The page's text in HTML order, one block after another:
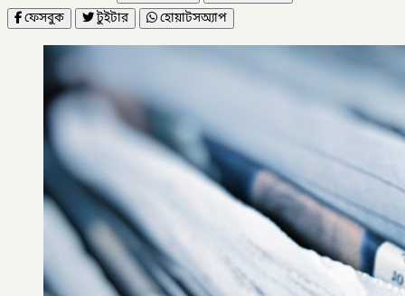
ফেসবুক
টুইটার হোয়াটসঅ্যাপ